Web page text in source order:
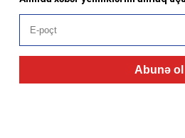
Abunə ol